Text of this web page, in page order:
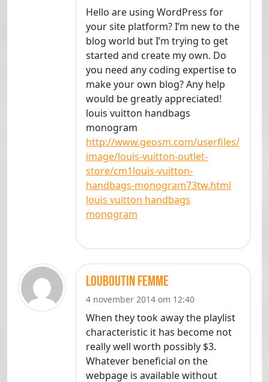
Hello are using WordPress for
your site platform? I’m new to the
blog world but I’m trying to get
started and create my own. Do
you need any coding expertise to
make your own blog? Any help
would be greatly appreciated!
louis vuitton handbags
monogram
http://www.geosm.com/userfiles/
image/louis-vuitton-outlet-
store/cm1louis-vuitton-
handbags-monogram73tw.html
louis vuitton handbags
monogram
Louboutin femme
4 november 2014 om 12:40
When they took away the playlist
characteristic it has become not
really well worth possibly $3.
Whatever beneficial on the
webpage is available without